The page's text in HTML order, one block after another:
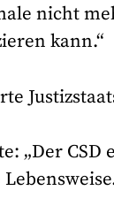
nicht
kann.“
„Der